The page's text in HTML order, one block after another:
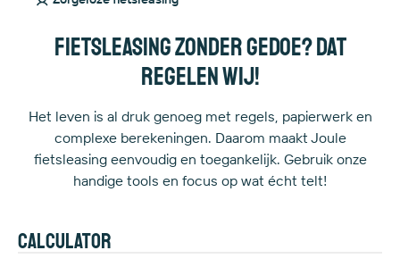
Fietsleasing zonder gedoe? Dat
regelen wij!
Het leven is al druk genoeg met regels, papierwerk en
complexe berekeningen. Daarom maakt Joule
fietsleasing eenvoudig en toegankelijk. Gebruik onze
handige tools en focus op wat écht telt!
Calculator